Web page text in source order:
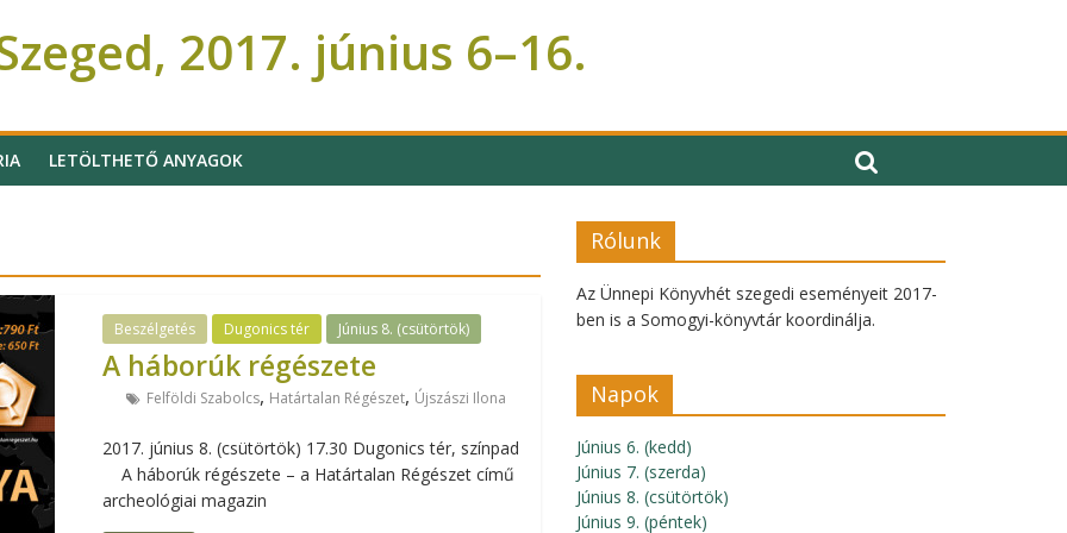
2017. június 6–16.
LETÖLTHETŐ ANYAGOK
Beszélgetés Dugonics tér Június 8. (csütörtök)
A háborúk régészete
Felföldi Szabolcs, Határtalan Régészet, Újszászi Ilona
2017. június 8. (csütörtök) 17.30 Dugonics tér, színpad
A háborúk régészete – a Határtalan Régészet című
archeológiai magazin
Rólunk
Az Ünnepi Könyvhét szegedi eseményeit 2017-
ben is a Somogyi-könyvtár koordinálja.
Napok
Június 6. (kedd)
Június 7. (szerda)
Június 8. (csütörtök)
Június 9. (péntek)